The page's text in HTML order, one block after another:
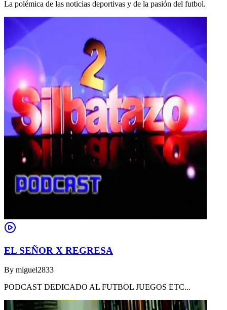
La polémica de las noticias deportivas y de la pasión del futbol.
EL SEÑOR X REGRESA
By miguel2833
PODCAST DEDICADO AL FUTBOL JUEGOS ETC...